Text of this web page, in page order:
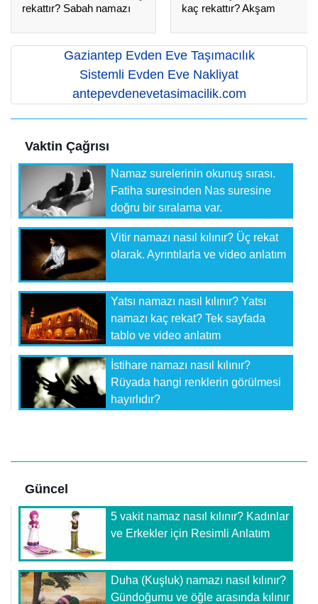
rekattır? Sabah namazı
kaç rekattır? Akşam
Gaziantep Evden Eve Taşımacılık
Sistemli Evden Eve Nakliyat
antepevdenevetasimacilik.com
Vaktin Çağrısı
Namaz surelerinin okunuş sırası.
Fatiha suresinden Nas suresine
doğru bir sıralama var.
Vitir namazı nasıl kılınır? Üç rekat
olarak. Ayrıntılarla ve video anlatım
Yatsı namazı nasıl kılınır? Yatsı
namazı kaç rekat? Tek sayfada
tablo ve video anlatım
İstihare namazı nasıl kılınır?
Rüyada hangi renklerin görülmesi
hayırlıdır?
Güncel
5 vakit namaz nasıl kılınır? Kadınlar
ve Erkekler için Resimli Anlatım
Duha (Kuşluk) namazı nasıl kılınır?
Gündoğumu ve öğle arasında kılınır